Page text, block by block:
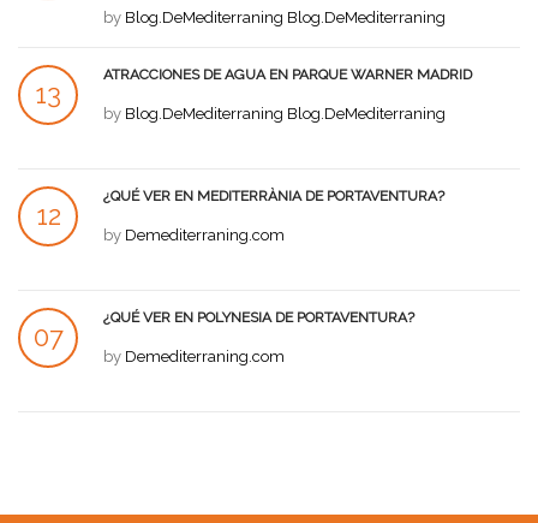
by Blog.DeMediterraning Blog.DeMediterraning
13
ATRACCIONES DE AGUA EN PARQUE WARNER MADRID
by Blog.DeMediterraning Blog.DeMediterraning
12
¿QUÉ VER EN MEDITERRÀNIA DE PORTAVENTURA?
by Demediterraning.com
07
¿QUÉ VER EN POLYNESIA DE PORTAVENTURA?
by Demediterraning.com